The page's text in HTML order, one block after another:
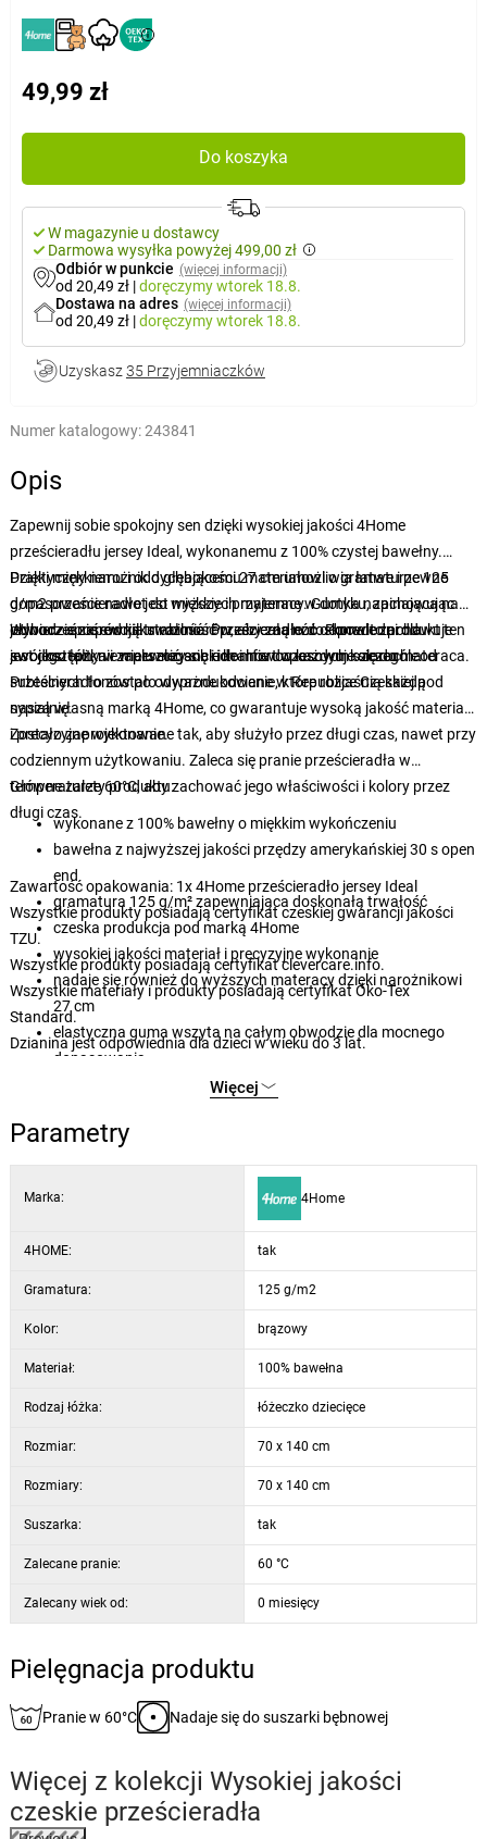
49,99 zł
Do koszyka
W magazynie u dostawcy
Darmowa wysyłka powyżej 499,00 zł
Odbiór w punkcie (więcej informacji)
od 20,49 zł |doręczymywtorek 18.8.
Dostawa na adres (więcej informacji)
od 20,49 zł |doręczymywtorek 18.8.
Uzyskasz 35 Przyjemniaczków
Numer katalogowy:243841
Opis
Zapewnij sobie spokojny sen dzięki wysokiej jakości 4Home
prześcieradłu jersey Ideal, wykonanemu z 100% czystej bawełny.
Dzięki miękkiemu i oddychającemu materiałowi o gramaturze 125
g/m2 prześcieradło jest miękkie i przyjemne w dotyku, zachowując
jednocześnie swoją trwałość. Prześcieradło doskonale zachowuje
swój kształt, nie marszczy się i idealnie dopasowuje się do materaca.
Praktyczny narożnik o głębokości 27 cm umożliwia łatwe i pewne
dopasowanie nawet do wyższych materacy. Gumka napinająca na
obwodzie zapewnia stabilność przez całą noc. Ponadto produkt ten
jest dostępny w wielu eleganckich i nowoczesnych kolorach - od
subtelnych tonów po odważne odcienie, które rozjaśnią każdą
sypialnię.
Wybierz spośród kilku rozmiarów, aby znaleźć odpowiedni dla
swojego łóżka i zapewnić sobie komfort w każdym szczególe.
Prześcieradło zostało wyprodukowane w Republice Czeskiej pod
naszą własną marką 4Home, co gwarantuje wysoką jakość materiału
i precyzyjne wykonanie.
Zostało zaprojektowane tak, aby służyło przez długi czas, nawet przy
codziennym użytkowaniu. Zaleca się pranie prześcieradła w
temperaturze 60°C, aby zachować jego właściwości i kolory przez
długi czas.
Główne zalety produktu:
wykonane z 100% bawełny o miękkim wykończeniu
bawełna z najwyższej jakości przędzy amerykańskiej 30 s open
end
gramatura 125 g/m² zapewniająca doskonałą trwałość
czeska produkcja pod marką 4Home
wysokiej jakości materiał i precyzyjne wykonanie
nadaje się również do wyższych materacy dzięki narożnikowi
27 cm
elastyczna guma wszyta na całym obwodzie dla mocnego
dopasowania
guma posiada CERTYFIKAT BUREAU VERITAS
nadaje się do suszenia w suszarce bębnowej na delikatnym
programie
Zawartość opakowania: 1x 4Home prześcieradło jersey Ideal
Wszystkie produkty posiadają certyfikat czeskiej gwarancji jakości
TZU.
Wszystkie produkty posiadają certyfikat clevercare.info.
Wszystkie materiały i produkty posiadają certyfikat Öko-Tex
Standard.
Dzianina jest odpowiednia dla dzieci w wieku do 3 lat.
Więcej
Parametry
Marka: 4Home
4HOME: tak
Gramatura: 125 g/m2
Kolor: brązowy
Materiał: 100% bawełna
Rodzaj łóżka: łóżeczko dziecięce
Rozmiar: 70 x 140 cm
Rozmiary: 70 x 140 cm
Suszarka: tak
Zalecane pranie: 60 °C
Zalecany wiek od: 0 miesięcy
Pielęgnacja produktu
Pranie w 60°C Nadaje się do suszarki bębnowej
Więcej z kolekcji Wysokiej jakości
czeskie prześcieradła